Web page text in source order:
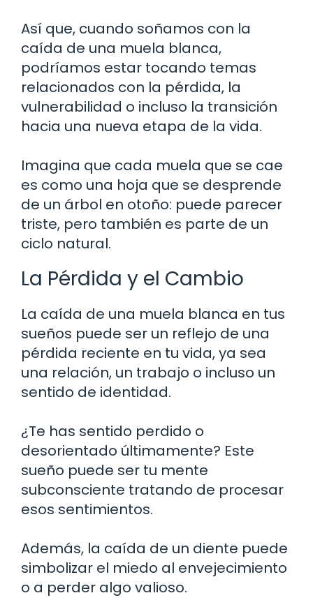
Así que, cuando soñamos con la
caída de una muela blanca,
podríamos estar tocando temas
relacionados con la pérdida, la
vulnerabilidad o incluso la transición
hacia una nueva etapa de la vida.
Imagina que cada muela que se cae
es como una hoja que se desprende
de un árbol en otoño: puede parecer
triste, pero también es parte de un
ciclo natural.
La Pérdida y el Cambio
La caída de una muela blanca en tus
sueños puede ser un reflejo de una
pérdida reciente en tu vida, ya sea
una relación, un trabajo o incluso un
sentido de identidad.
¿Te has sentido perdido o
desorientado últimamente? Este
sueño puede ser tu mente
subconsciente tratando de procesar
esos sentimientos.
Además, la caída de un diente puede
simbolizar el miedo al envejecimiento
o a perder algo valioso.